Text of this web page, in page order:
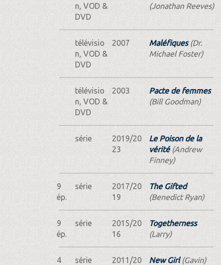
n, VOD &
DVD
(Jonathan Reeves)
télévisio
n, VOD &
DVD
2007 Maléfiques(Dr.
Michael Foster)
télévisio
n, VOD &
DVD
2003
Pacte de femmes
(Bill Goodman)
série
2019/20
23
Le Poison de la
vérité(Andrew
Finney)
9
ép.
série
2017/20
19
The Gifted
(Benedict Ryan)
9
ép.
série
2015/20
16
Togetherness
(Larry)
4
série
2011/20
New Girl(Gavin)